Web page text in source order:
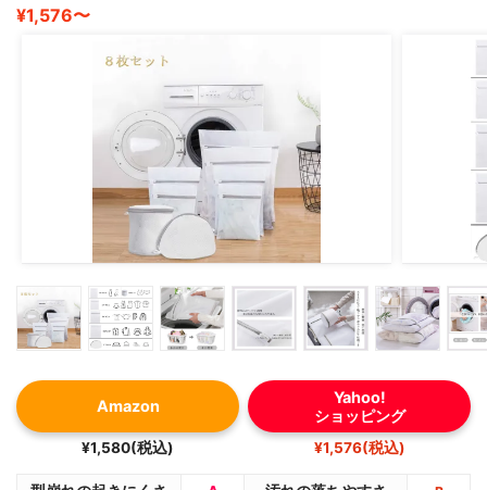
¥1,576〜
Amazon
¥1,580(税込)
Yahoo!
ショッピング
¥1,576(税込)